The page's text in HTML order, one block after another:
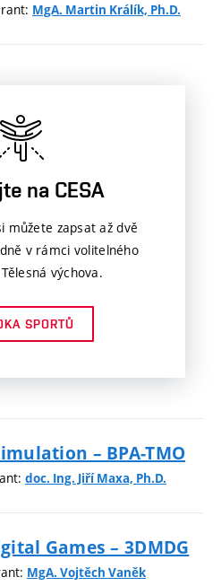
MgA. Martin Králík, Ph.D.
na CESA
můžete zapsat až dvě
v rámci volitelného
výchova.
SPORTŮ
– BPA-TMO
doc. Ing. Jiří Maxa, Ph.D.
Games – 3DMDG
MgA. Vojtěch Vaněk